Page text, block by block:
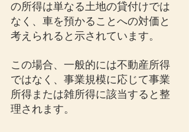
の所得は単なる土地の貸付けでは
なく、車を預かることへの対価と
考えられると示されています。
この場合、一般的には不動産所得
ではなく、事業規模に応じて事業
所得または雑所得に該当すると整
理されます。